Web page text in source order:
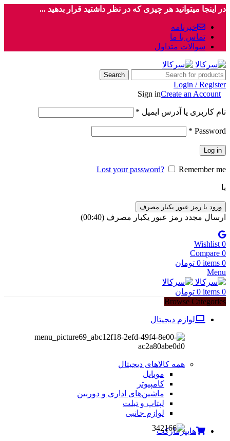
در اینجا میتوانید هر چیزی که در نظر داشتید قرار بدهید ...
خبرنامه
تماس با ما
سوالات متداول
Search
Login / Register
Sign inCreate an Account
نام کاربری یا آدرس ایمیل *
Password
*
Log in
Lost your password? Remember me
یا
ورود با رمز عبور یکبار مصرف
ارسال مجدد رمز عبور یکبار مصرف (00:
40
)
0
Wishlist
0
Compare
0
items
0 تومان
Menu
0
items
0 تومان
Browse Categories
لوازم دیجیتال
همه کالاهای دیجیتال
موبایل
کامپیوتر
ماشین‌های اداری و دوربین
لپتاپ و تبلت
لوازم جانبی
هایپرمارکت